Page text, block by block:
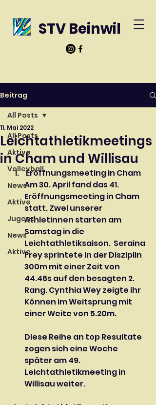
STV Beinwil
Beitrag
All Posts
Aktive
Volleyball
News
Aktive
Jugend
News
Aktive
All Posts
Leichtathletikmeetings
in Cham und Willisau
11. Mai 2022
Eröffnungsmeeting in Cham
Am 30. April fand das 41.
Eröffnungsmeeting in Cham
statt. Zwei unserer
Athletinnen starten am
Samstag in die
Leichtathletiksaison.  Seraina
Frey sprintete in der Disziplin
300m mit einer Zeit von
44.46s auf den besagten 2.
Rang. Cynthia Wey zeigte ihr
Können im Weitsprung mit
einer Weite von 5.20m.
Diese Reihe an top Resultate
zogen sich eine Woche
später am 49.
Leichtathletikmeeting in
Willisau weiter.